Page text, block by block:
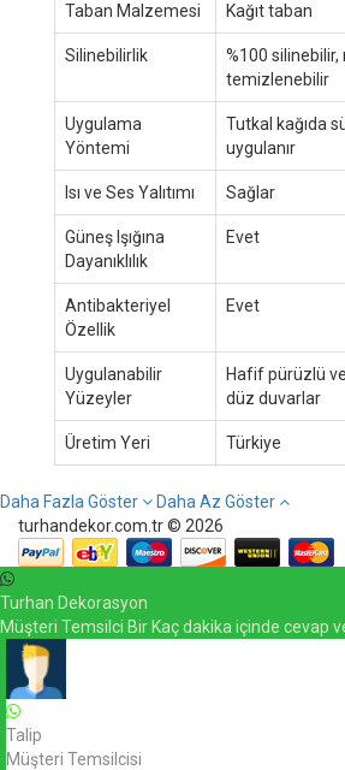
Taban Malzemesi Kağıt taban
Silinebilirlik
%100
temizlenebilir
Uygulama
Yöntemi
Tutkal kağıda
uygulanır
Isı ve Ses Yalıtımı Sağlar
Güneş Işığına
Dayanıklılık
Evet
Antibakteriyel
Özellik
Evet
Uygulanabilir
Yüzeyler
Hafif pürüzlü
düz duvarlar
Üretim Yeri Türkiye
Daha Fazla Göster
Daha Az Göster
turhandekor.com.tr © 2026
Turhan Dekorasyon
Müşteri Temsilci Bir Kaç dakika içinde cevap
Talip
Müşteri Temsilcisi